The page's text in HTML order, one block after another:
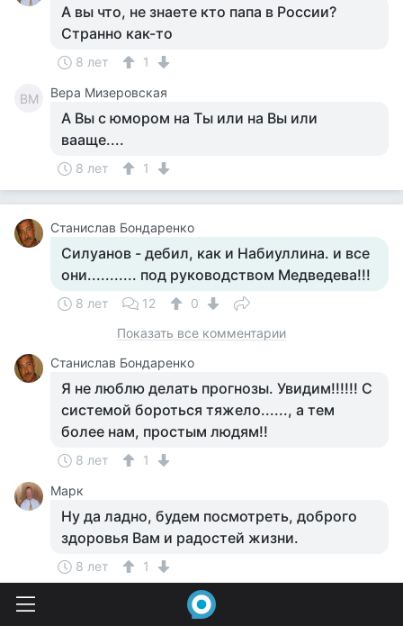
А вы что, не знаете кто папа в России?
Странно как-то
8 лет 1
ВМ Вера Мизеровская
А Вы с юмором на Ты или на Вы или
вааще....
8 лет 1
Станислав Бондаренко
Силуанов - дебил, как и Набиуллина. и все
они........... под руководством Медведева!!!
8 лет 12
0
Показать все комментарии
Станислав Бондаренко
Я не люблю делать прогнозы. Увидим!!!!!! С
системой бороться тяжело......, а тем
более нам, простым людям!!
8 лет
1
Марк
Ну да ладно, будем посмотреть, доброго
здоровья Вам и радостей жизни.
8 лет
1
Станислав Бондаренко
8 лет